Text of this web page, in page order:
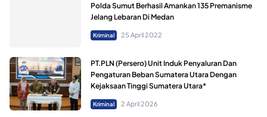
Polda Sumut Berhasil Amankan 135 Premanisme
Jelang Lebaran Di Medan
Kriminal 25 April 2022
PT.PLN (Persero) Unit Induk Penyaluran Dan
Pengaturan Beban Sumatera Utara Dengan
Kejaksaan Tinggi Sumatera Utara*
Kriminal 2 April 2026